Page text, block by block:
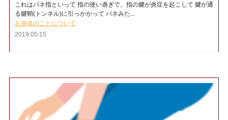
これはバネ指といって 指の使い過ぎで、指の腱が炎症を起こして 腱が通
る腱鞘(トンネル)に引っかかって バネみた...
お身体のことについて
2019.05.15